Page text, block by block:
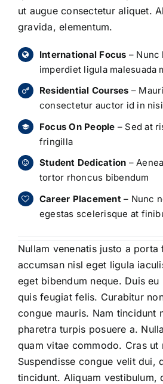
ut augue consectetur aliquet.
gravida, elementum.
International Focus – Nunc
imperdiet ligula malesuada
Residential Courses –
consectetur auctor id in nisi
Focus On People – Sed at
fringilla
Student Dedication –
tortor rhoncus bibendum
Career Placement – Nunc
egestas scelerisque at
Nullam venenatis justo a porta
accumsan nisl eget ligula
eget bibendum neque. Duis eu
quis feugiat felis. Curabitur
congue mauris. Nam tincidunt
pharetra turpis posuere a.
quam vitae commodo. Cras ut
Suspendisse congue velit dui,
tincidunt. Aliquam vestibulum,